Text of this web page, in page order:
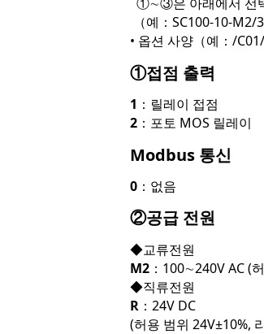
①∼③은 아래에서 선
（예：SC100-10-M2/
• 옵션 사양（예：/
①접점 출력
1 ：릴레이 접점
2 ：포토 MOS 릴레이
Modbus 통신
0 ：없음
②공급 전원
◆교류전원
M2 ：100∼240V AC (
◆직류전원
R ：24V DC
(허용 범위 24V±10%,